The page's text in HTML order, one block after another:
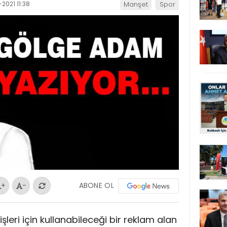
11:38 Manşet Spor
+ - ABONE OL
için kullanabileceği bir reklam alan